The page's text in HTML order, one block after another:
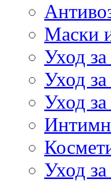
Маски
Уход
Уход
Уход
Уход